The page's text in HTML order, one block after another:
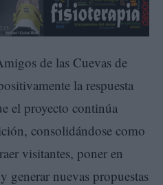
de las Cuevas de
la respuesta
el proyecto continúa
consolidándose como
visitantes, poner en
nuevas propuestas